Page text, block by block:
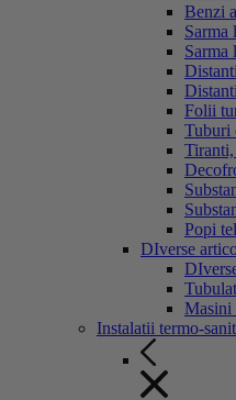
Benzi
Sarma
Sarma
Folii
Tuburi
Popi
DIverse
Masini
Instalatii termo-